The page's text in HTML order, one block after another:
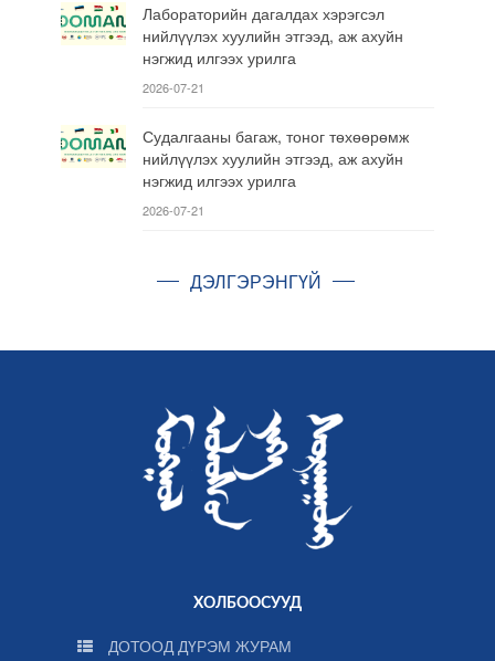
Лабораторийн дагалдах хэрэгсэл
нийлүүлэх хуулийн этгээд, аж ахуйн
нэгжид илгээх урилга
2026-07-21
Судалгааны багаж, тоног төхөөрөмж
нийлүүлэх хуулийн этгээд, аж ахуйн
нэгжид илгээх урилга
2026-07-21
ДЭЛГЭРЭНГҮЙ
ХОЛБООСУУД
ДОТООД ДҮРЭМ ЖУРАМ